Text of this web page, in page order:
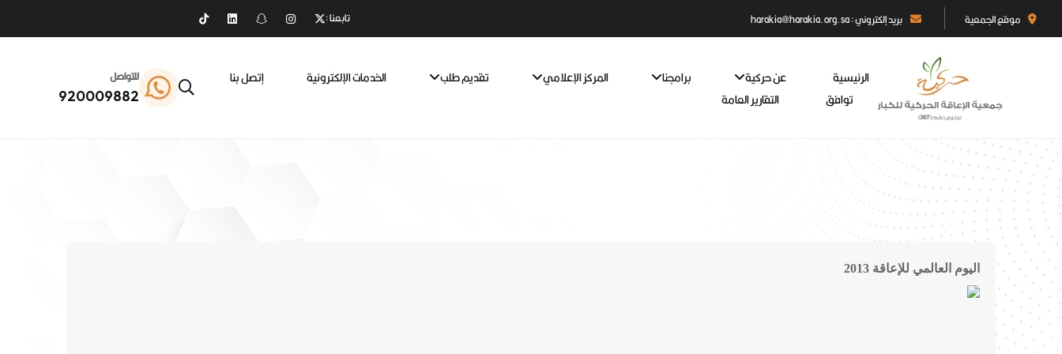
موقع الجمعية بريد إلكتروني : harakia@harakia.org.sa تابعنا :
الرئيسية عن حركية برامجنا المركز الإعلامي تقديم طلب الخدمات الإلكترونية
إتصل بنا
توافق
التقارير العامة
للتواصل
920009882
اليوم العالمي للإعاقة 2013